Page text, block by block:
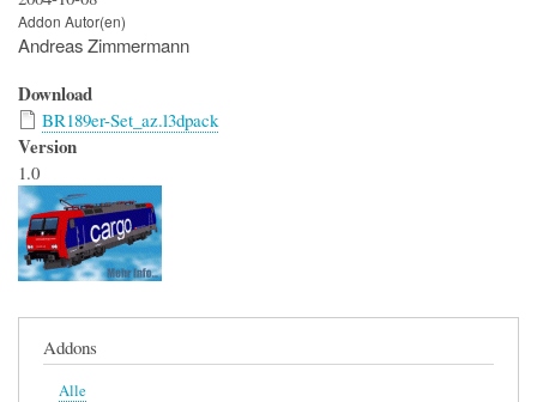
Addon Autor(en)
Andreas Zimmermann
Download
BR189er-Set_az.l3dpack
Version
1.0
Addons
Alle